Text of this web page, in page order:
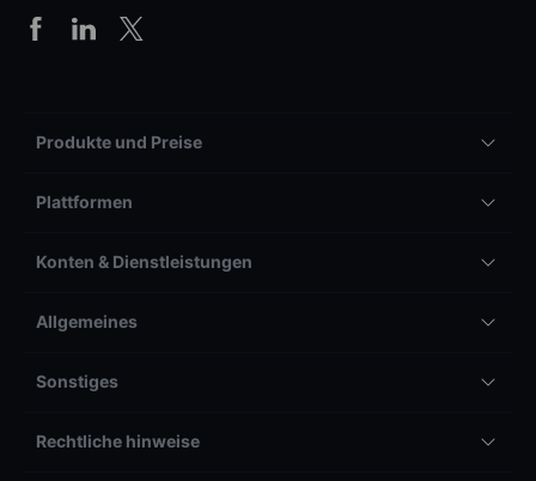
Produkte und Preise
Plattformen
Konten & Dienstleistungen
Allgemeines
Sonstiges
Rechtliche hinweise